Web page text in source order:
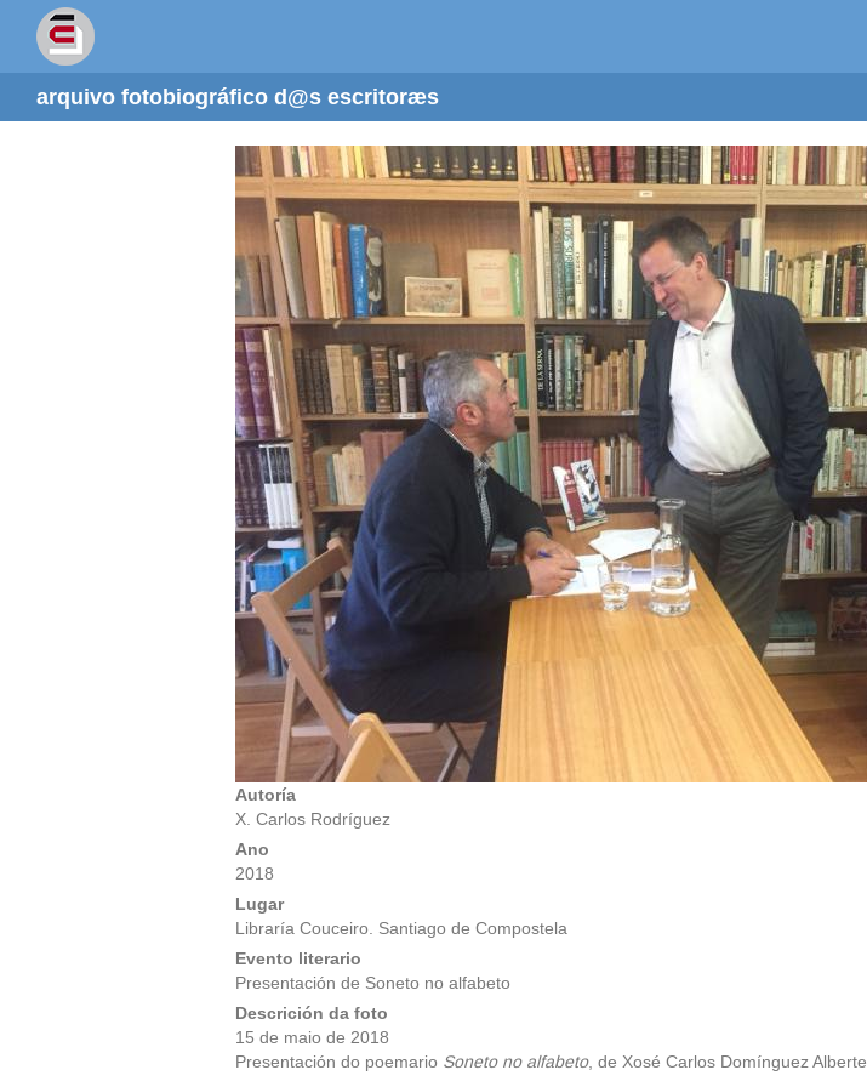
arquivo fotobiográfico d@s escritoræs
Autoría
X. Carlos Rodríguez
Ano
2018
Lugar
Libraría Couceiro. Santiago de Compostela
Evento literario
Presentación de Soneto no alfabeto
Descrición da foto
15 de maio de 2018
Presentación do poemario Soneto no alfabeto, de Xosé Carlos Domínguez Alberte